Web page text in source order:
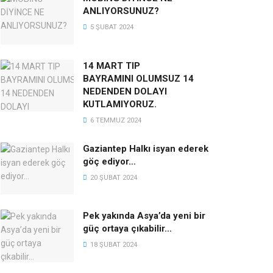
ANLIYORSUNUZ?
5 ŞUBAT 2024
14 MART TIP
BAYRAMINI OLUMSUZ 14
NEDENDEN DOLAYI
KUTLAMIYORUZ.
6 TEMMUZ 2024
Gaziantep Halkı isyan ederek
göç ediyor…
20 ŞUBAT 2024
Pek yakında Asya’da yeni bir
güç ortaya çıkabilir…
18 ŞUBAT 2024